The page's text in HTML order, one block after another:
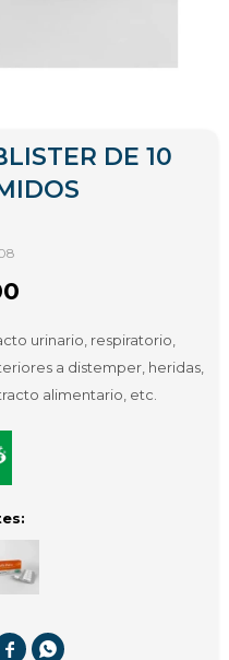
DE 10
urinario, respiratorio,
a distemper, heridas,
alimentario, etc.
 